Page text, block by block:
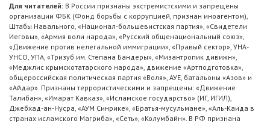
Для читателей: В России признаны экстремистскими и запрещены
организации ФБК (Фонд борьбы с коррупцией, признан иноагентом),
Штабы Навального, «Национал-большевистская партия», «Свидетели
Иеговы», «Армия воли народа», «Русский общенациональный союз»,
«Движение против нелегальной иммиграции», «Правый сектор», УНА-
УНСО, УПА, «Тризуб им. Степана Бандеры», «Мизантропик дивижн»,
«Меджлис крымскотатарского народа», движение «Артподготовка»,
общероссийская политическая партия «Воля», АУЕ, батальоны «Азов» и
«Айдар». Признаны террористическими и запрещены: «Движение
Талибан», «Имарат Кавказ», «Исламское государство» (ИГ, ИГИЛ),
Джебхад-ан-Нусра, «АУМ Синрике», «Братья-мусульмане», «Аль-Каида в
странах исламского Магриба», «Сеть», «Колумбайн». В РФ признана